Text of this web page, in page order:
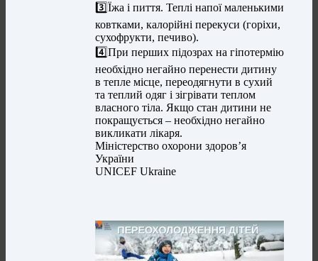
3️⃣Їжа і пиття. Теплі напої маленькими
ковтками, калорійні перекуси (горіхи,
сухофрукти, печиво).
4️⃣При перших підозрах на гіпотермію
необхідно негайно перенести дитину
в тепле місце, переодягнути в сухий
та теплий одяг і зігрівати теплом
власного тіла. Якщо стан дитини не
покращується – необхідно негайно
викликати лікаря.
Міністерство охорони здоров’я
України
UNICEF Ukraine